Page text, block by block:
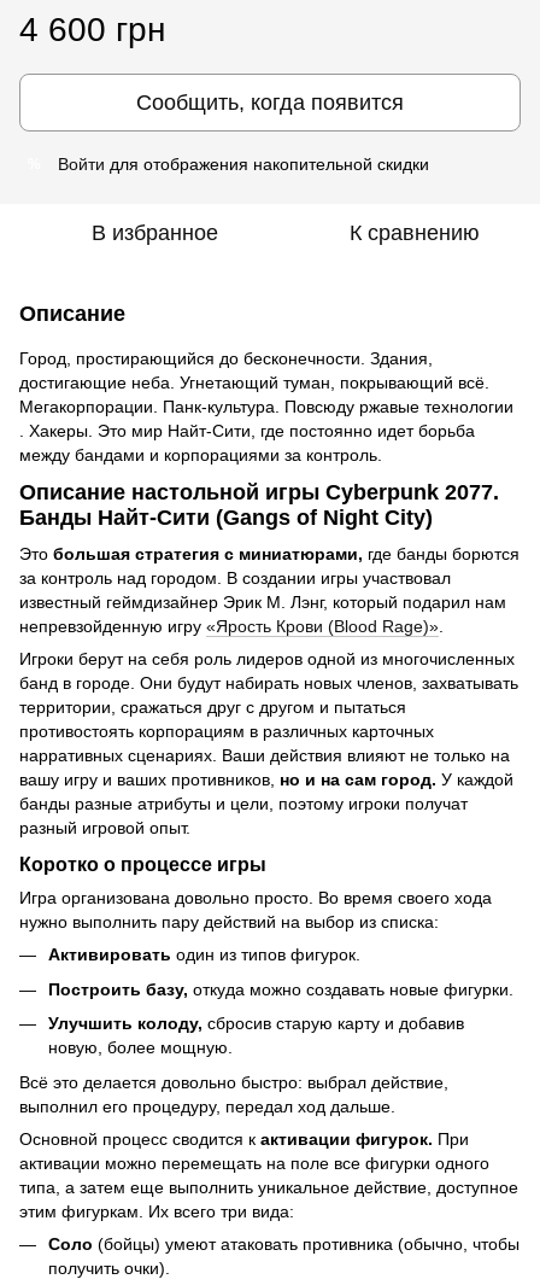
4 600 грн
Сообщить, когда появится
Войти для отображения накопительной скидки
В избранное К сравнению
Описание
Город, простирающийся до бесконечности. Здания,
достигающие неба. Угнетающий туман, покрывающий всё.
Мегакорпорации. Панк-культура. Повсюду ржавые технологии
. Хакеры. Это мир Найт-Сити, где постоянно идет борьба
между бандами и корпорациями за контроль.
Описание настольной игры Cyberpunk 2077.
Банды Найт-Сити (Gangs of Night City)
Это большая стратегия с миниатюрами, где банды борются
за контроль над городом. В создании игры участвовал
известный геймдизайнер Эрик М. Лэнг, который подарил нам
непревзойденную игру «Ярость Крови (Blood Rage)»
Игроки берут на себя роль лидеров одной из многочисленных
банд в городе. Они будут набирать новых членов, захватывать
территории, сражаться друг с другом и пытаться
противостоять корпорациям в различных карточных
нарративных сценариях. Ваши действия влияют не только на
вашу игру и ваших противников, но и на сам город. У каждой
банды разные атрибуты и цели, поэтому игроки получат
разный игровой опыт.
Коротко о процессе игры
Игра организована довольно просто. Во время своего хода
нужно выполнить пару действий на выбор из списка:
Активировать один из типов фигурок.
Построить базу, откуда можно создавать новые фигурки.
Улучшить колоду, сбросив старую карту и добавив
новую, более мощную.
Всё это делается довольно быстро: выбрал действие,
выполнил его процедуру, передал ход дальше.
Основной процесс сводится к активации фигурок. При
активации можно перемещать на поле все фигурки одного
типа, а затем еще выполнить уникальное действие, доступное
этим фигуркам. Их всего три вида:
Соло (бойцы) умеют атаковать противника (обычно, чтобы
получить очки).